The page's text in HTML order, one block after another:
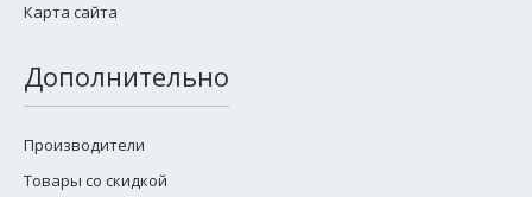
Карта сайта
Дополнительно
Производители
Товары со скидкой